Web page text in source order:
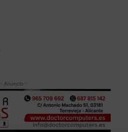
- Anuncio -